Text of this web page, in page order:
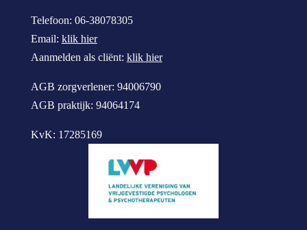
Telefoon: 06-38078305
Email: klik hier
Aanmelden als cliënt: klik hier
AGB zorgverlener: 94006790
AGB praktijk: 94064174
KvK: 17285169